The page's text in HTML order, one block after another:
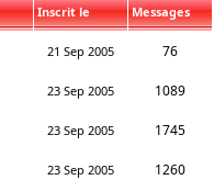
Inscrit le Messages
21 Sep 2005 76
23 Sep 2005 1089
23 Sep 2005 1745
23 Sep 2005 1260